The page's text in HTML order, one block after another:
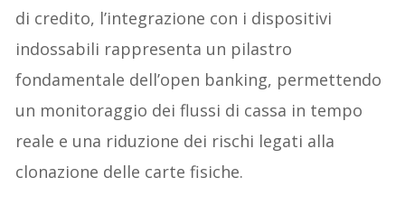
di credito, l’integrazione con i dispositivi
indossabili rappresenta un pilastro
fondamentale dell’open banking, permettendo
un monitoraggio dei flussi di cassa in tempo
reale e una riduzione dei rischi legati alla
clonazione delle carte fisiche.